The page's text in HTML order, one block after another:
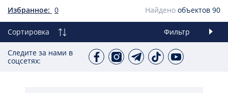
Избранное: 0 Найдено объектов 90
Сортировка Фильтр
Следите за нами в
соцсетях: